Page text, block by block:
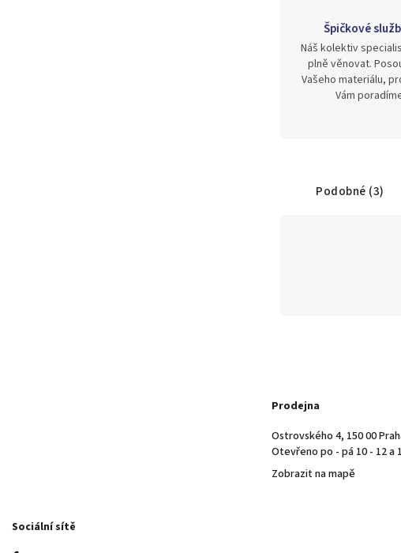
Špičkové
Náš kolektiv
plně věnovat.
Vašeho materiálu,
Vám
Podobné (3)
Prodejna
Ostrovského 4, 150 00
Otevřeno po - pá 10 - 12 a
Zobrazit na mapě
Sociální sítě